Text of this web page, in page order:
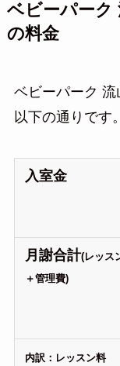
ベビーパーク
の料金
ベビーパーク
以下の通りです。
入室金
月謝合計(レッス
＋管理費)
内訳：レッスン料